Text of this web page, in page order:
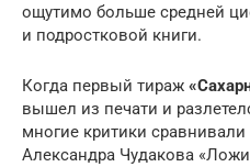
ощутимо больше средней
и подростковой книги.
Когда первый тираж
вышел из печати и
многие критики
Александра Чудакова